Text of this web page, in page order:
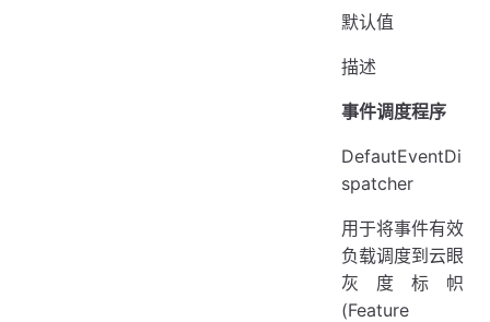
默认值
描述
事件调度程序
DefautEventDi
spatcher
用于将事件有效
负载调度到云眼
灰度标帜
(Feature